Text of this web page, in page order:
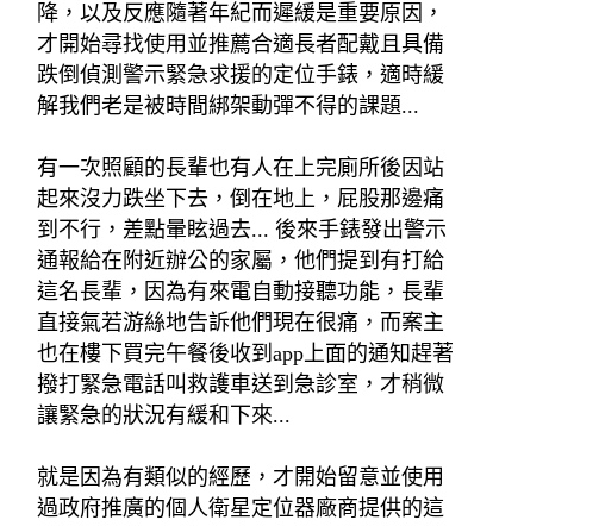
降，以及反應隨著年紀而遲緩是重要原因，
才開始尋找使用並推薦合適長者配戴且具備
跌倒偵測警示緊急求援的定位手錶，適時緩
解我們老是被時間綁架動彈不得的課題...
有一次照顧的長輩也有人在上完廁所後因站
起來沒力跌坐下去，倒在地上，屁股那邊痛
到不行，差點暈眩過去... 後來手錶發出警示
通報給在附近辦公的家屬，他們提到有打給
這名長輩，因為有來電自動接聽功能，長輩
直接氣若游絲地告訴他們現在很痛，而案主
也在樓下買完午餐後收到app上面的通知趕著
撥打緊急電話叫救護車送到急診室，才稍微
讓緊急的狀況有緩和下來...
就是因為有類似的經歷，才開始留意並使用
過政府推廣的個人衛星定位器廠商提供的這